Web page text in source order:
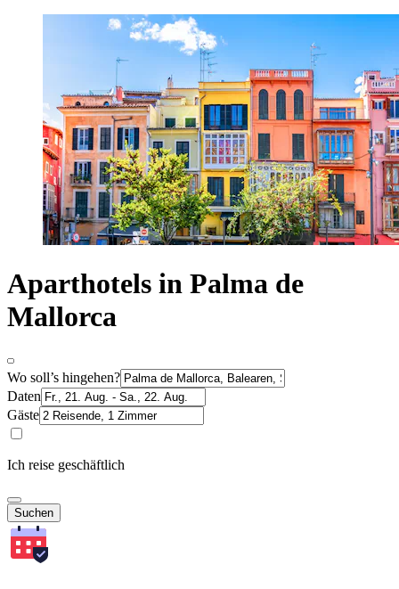
Aparthotels in Palma de
Mallorca
Wo soll’s hingehen?
Daten
Gäste
Ich reise geschäftlich
Suchen